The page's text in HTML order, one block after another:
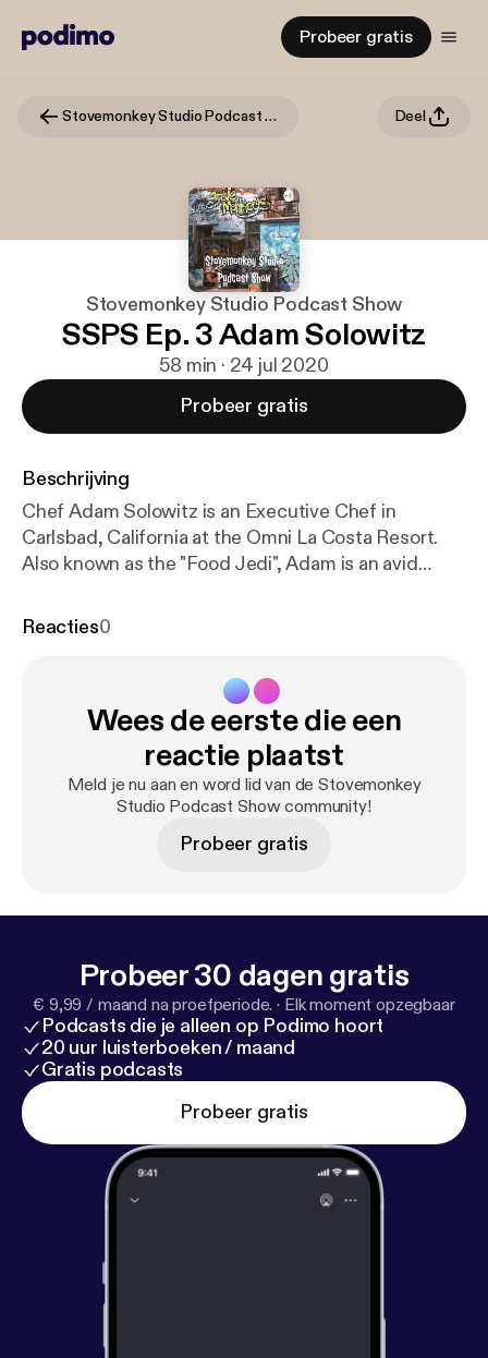
Probeer gratis
Stovemonkey Studio Podcast Show Deel
Stovemonkey Studio Podcast Show
SSPS Ep. 3 Adam Solowitz
58 min · 24 jul 2020
Probeer gratis
Beschrijving
Chef Adam Solowitz is an Executive Chef in
Carlsbad, California at the Omni La Costa Resort.
Also known as the "Food Jedi", Adam is an avid
on TikTok, YouTube, and Instagram. Adam has been
secrets to success. Hope you enjoy for more
information: stovemonkeys.net Stovemonkey T
shirts are now available online #Stovemonkeys
TikTok-TheFoodJedi Instagram-ChefAdam
Solowitz Beat- TzC on soundcloud
Reacties0
Wees de eerste die een
reactie plaatst
Meld je nu aan en word lid van de Stovemonkey
Studio Podcast Show community!
Probeer gratis
Probeer 30 dagen gratis
€ 9,99 / maand na proefperiode. · Elk moment opzegbaar
Podcasts die je alleen op Podimo hoort
20 uur luisterboeken / maand
Gratis podcasts
Probeer gratis